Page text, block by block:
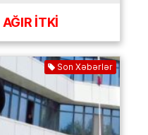
AĞIR İTKİ
Son Xəbərlər